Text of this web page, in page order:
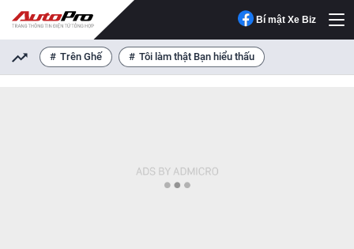
Bí mật Xe Biz
Trên Ghế Tôi làm thật Bạn hiểu thấu